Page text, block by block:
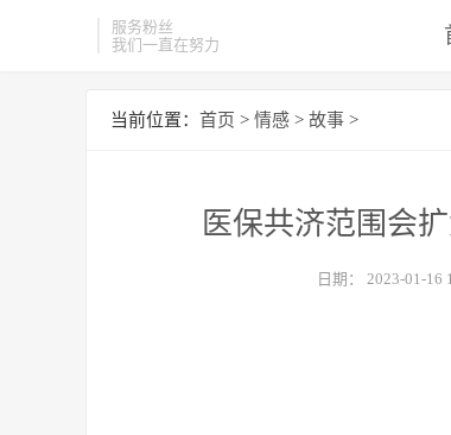
服务粉丝
我们一直在努力
当前位置： 首页 > 情感 > 故事 >
医保共济范围会
日期： 2023-01-16